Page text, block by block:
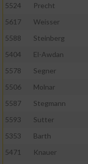
5524
Precht
5617
Weisser
5588
Steinberg
5404
El-Awdan
5578
Segner
5506
Molnar
5587
Stegmann
5593
Sutter
5353
Barth
5471
Knauer